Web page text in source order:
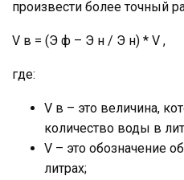
произвести более точный
V в = (Э ф – Э н / Э н) * V ,
где:
V в – это величина,
количество воды в
V – это обозначение
литрах;